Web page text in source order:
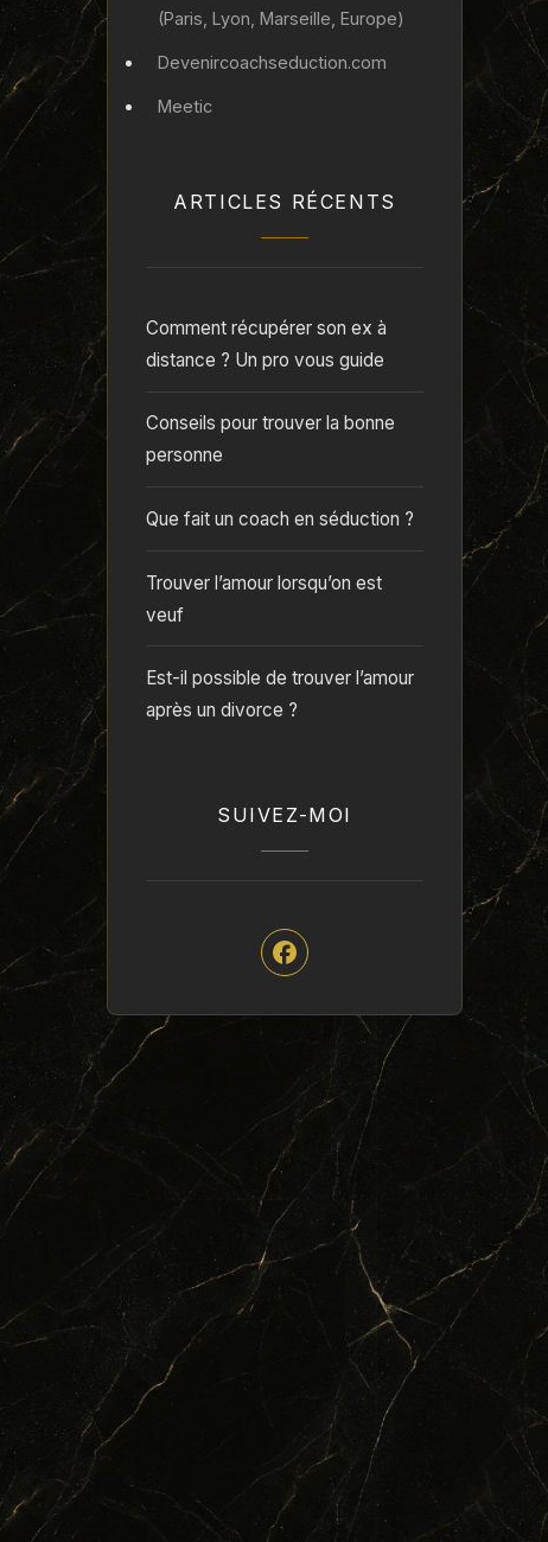
(Paris, Lyon, Marseille, Europe)
Devenircoachseduction.com
Meetic
ARTICLES RÉCENTS
Comment récupérer son ex à
distance ? Un pro vous guide
Conseils pour trouver la bonne
personne
Que fait un coach en séduction ?
Trouver l’amour lorsqu’on est
veuf
Est-il possible de trouver l’amour
après un divorce ?
SUIVEZ-MOI